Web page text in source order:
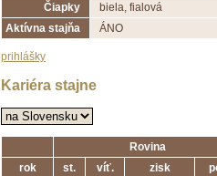
Čiapky
biela, fialová
Aktívna stajňa
ÁNO
prihlášky
Kariéra stajne
Rovina
rok
st. víť. zisk